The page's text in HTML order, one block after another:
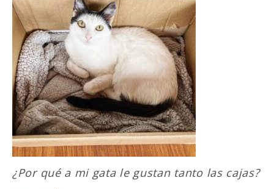
¿Por qué a mi gata le gustan tanto las cajas?